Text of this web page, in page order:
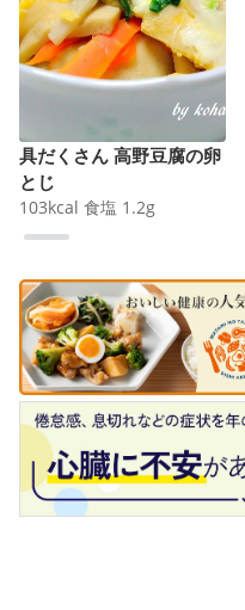
具だくさん 高野豆腐の卵
とじ
103kcal 食塩 1.2g